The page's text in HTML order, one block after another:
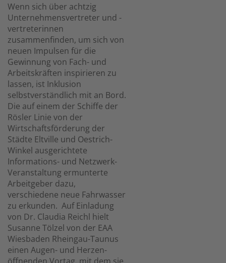
Wenn sich über achtzig
Unternehmensvertreter und -
vertreterinnen
zusammenfinden, um sich von
neuen Impulsen für die
Gewinnung von Fach- und
Arbeitskräften inspirieren zu
lassen, ist Inklusion
selbstverständlich mit an Bord.
Die auf einem der Schiffe der
Rösler Linie von der
Wirtschaftsförderung der
Städte Eltville und Oestrich-
Winkel ausgerichtete
Informations- und Netzwerk-
Veranstaltung ermunterte
Arbeitgeber dazu,
verschiedene neue Fahrwasser
zu erkunden. Auf Einladung
von Dr. Claudia Reichl hielt
Susanne Tölzel von der EAA
Wiesbaden Rheingau-Taunus
einen Augen- und Herzen-
öffnenden Vortag, mit dem sie